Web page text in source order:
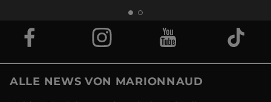
ALLE NEWS VON MARIONNAUD